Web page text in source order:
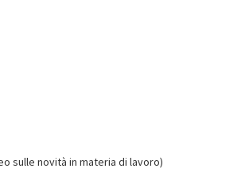
sulle novità in materia di lavoro)